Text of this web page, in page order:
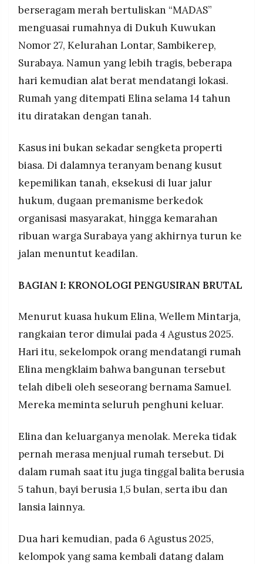
berseragam merah bertuliskan “MADAS”
menguasai rumahnya di Dukuh Kuwukan
Nomor 27, Kelurahan Lontar, Sambikerep,
Surabaya. Namun yang lebih tragis, beberapa
hari kemudian alat berat mendatangi lokasi.
Rumah yang ditempati Elina selama 14 tahun
itu diratakan dengan tanah.
Kasus ini bukan sekadar sengketa properti
biasa. Di dalamnya teranyam benang kusut
kepemilikan tanah, eksekusi di luar jalur
hukum, dugaan premanisme berkedok
organisasi masyarakat, hingga kemarahan
ribuan warga Surabaya yang akhirnya turun ke
jalan menuntut keadilan.
BAGIAN I: KRONOLOGI PENGUSIRAN BRUTAL
Menurut kuasa hukum Elina, Wellem Mintarja,
rangkaian teror dimulai pada 4 Agustus 2025.
Hari itu, sekelompok orang mendatangi rumah
Elina mengklaim bahwa bangunan tersebut
telah dibeli oleh seseorang bernama Samuel.
Mereka meminta seluruh penghuni keluar.
Elina dan keluarganya menolak. Mereka tidak
pernah merasa menjual rumah tersebut. Di
dalam rumah saat itu juga tinggal balita berusia
5 tahun, bayi berusia 1,5 bulan, serta ibu dan
lansia lainnya.
Dua hari kemudian, pada 6 Agustus 2025,
kelompok yang sama kembali datang dalam